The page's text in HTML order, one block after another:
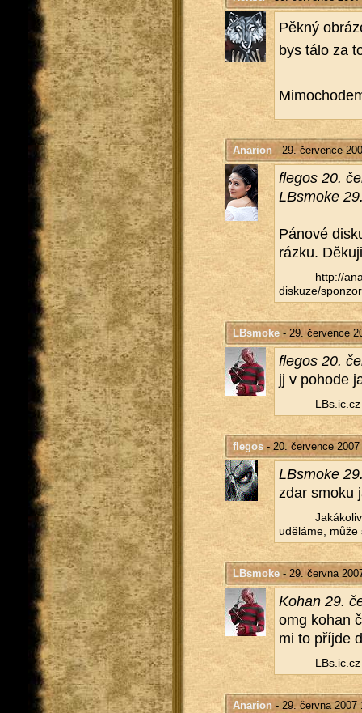
Pěkný
bys tálo za
Anarion- 29. července
fle­gos 20.
LB­smoke
Pá­no­vé
ráz­ku.
http://​
diskuze/​
LBsmoke- 29. července
fle­gos 20.
jj v po­ho­de
LBs.​ic.​cz
flegos- 20. července 2007
LB­smoke
zdar smoku
udě­lá­me, může
LBsmoke- 29. června
Kohan 29.
omg kohan
mi to pří­jde
LBs.​ic.​cz
Anarion- 29. června 2007